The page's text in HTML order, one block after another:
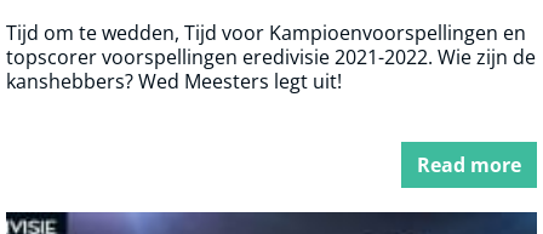
Tijd om te wedden, Tijd voor Kampioenvoorspellingen en
topscorer voorspellingen eredivisie 2021-2022. Wie zijn de
kanshebbers? Wed Meesters legt uit!
Read more